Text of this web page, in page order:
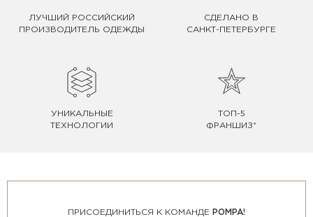
ЛУЧШИЙ РОССИЙСКИЙ
ПРОИЗВОДИТЕЛЬ ОДЕЖДЫ
СДЕЛАНО В
САНКТ-ПЕТЕРБУРГЕ
УНИКАЛЬНЫЕ
ТЕХНОЛОГИИ
ТОП-5
ФРАНШИЗ*
ПРИСОЕДИНИТЬСЯ К КОМАНДЕ POMPA!